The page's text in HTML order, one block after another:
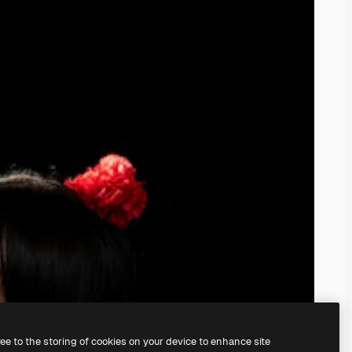
to the storing of cookies on your device to enhance site